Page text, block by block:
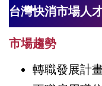
台灣快消市場人
市場趨勢
轉職發展計